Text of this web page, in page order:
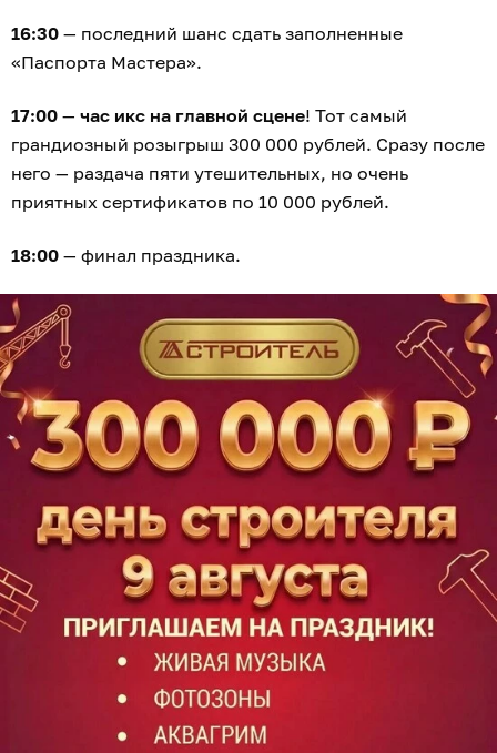
16:30 — последний шанс сдать заполненные
«Паспорта Мастера».
17:00 — час икс на главной сцене! Тот самый
грандиозный розыгрыш 300 000 рублей. Сразу после
него — раздача пяти утешительных, но очень
приятных сертификатов по 10 000 рублей.
18:00 — финал праздника.